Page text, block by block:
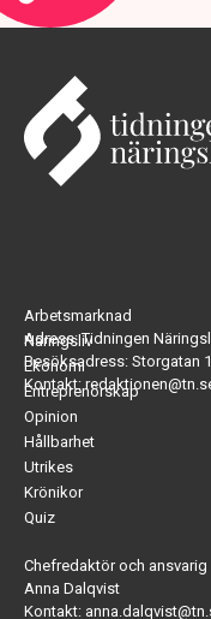
Adress: Tidningen
Besöksadress: Storgatan
Kontakt:
Arbetsmarknad
Näringsliv
Ekonomi
Entreprenörskap
Opinion
Hållbarhet
Utrikes
Krönikor
Quiz
Chefredaktör och ansvarig
Anna Dalqvist
Kontakt: